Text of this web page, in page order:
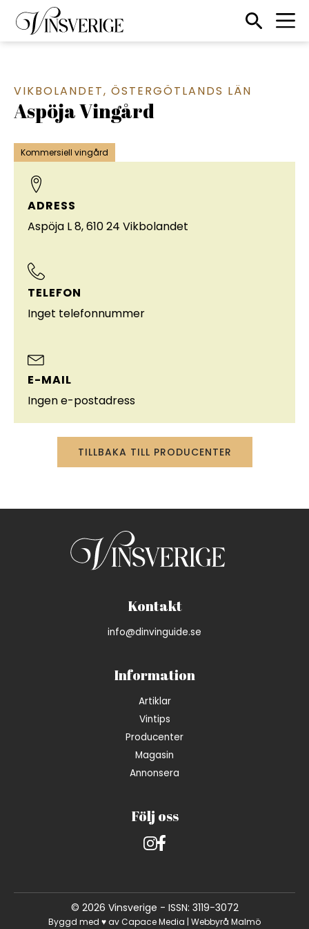
Till startsidan Sökikon
VIKBOLANDET, ÖSTERGÖTLANDS LÄN
Aspöja Vingård
Kommersiell vingård
ADRESS
Aspöja L 8, 610 24 Vikbolandet
TELEFON
Inget telefonnummer
E-MAIL
Ingen e-postadress
TILLBAKA TILL PRODUCENTER
Kontakt
info@dinvinguide.se
Information
Artiklar
Vintips
Producenter
Magasin
Annonsera
Följ oss
Instagram
Facebook
© 2026 Vinsverige - ISSN: 3119-3072
Byggd med ♥ avCapace Media | Webbyrå Malmö